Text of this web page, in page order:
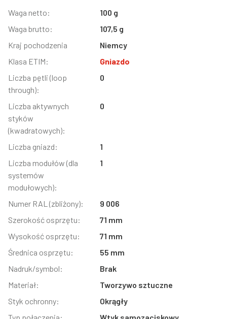
Informacja
Wartość
Waga netto:
100 g
Waga brutto:
107,5 g
Kraj pochodzenia
Niemcy
Klasa ETIM:
Gniazdo
Liczba pętli (loop
through):
0
Liczba aktywnych
styków
(kwadratowych):
0
Liczba gniazd:
1
Liczba modułów (dla
systemów
modułowych):
1
Numer RAL (zbliżony):
9 006
Szerokość osprzętu:
71 mm
Wysokość osprzętu:
71 mm
Średnica osprzętu:
55 mm
Nadruk/symbol:
Brak
Materiał:
Tworzywo sztuczne
Styk ochronny:
Okrągły